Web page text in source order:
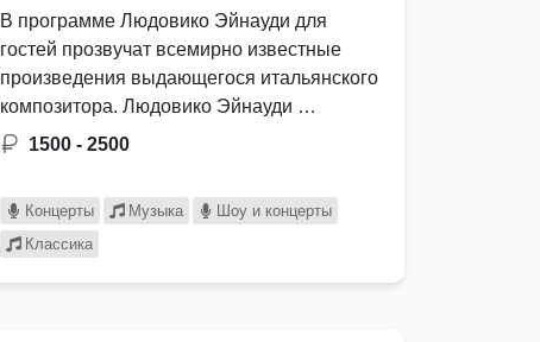
В программе Людовико Эйнауди для
гостей прозвучат всемирно известные
произведения выдающегося итальянского
композитора. Людовико Эйнауди …
1500 - 2500
Концерты Музыка
Шоу и концерты
Классика